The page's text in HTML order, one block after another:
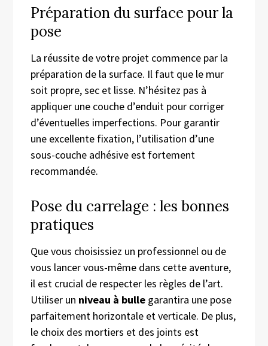
Préparation du surface pour la
pose
La réussite de votre projet commence par la
préparation de la surface. Il faut que le mur
soit propre, sec et lisse. N’hésitez pas à
appliquer une couche d’enduit pour corriger
d’éventuelles imperfections. Pour garantir
une excellente fixation, l’utilisation d’une
sous-couche adhésive est fortement
recommandée.
Pose du carrelage : les bonnes
pratiques
Que vous choisissiez un professionnel ou de
vous lancer vous-même dans cette aventure,
il est crucial de respecter les règles de l’art.
Utiliser un niveau à bulle garantira une pose
parfaitement horizontale et verticale. De plus,
le choix des mortiers et des joints est